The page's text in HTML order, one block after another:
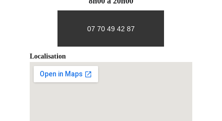
07 70 49 42 87
Localisation